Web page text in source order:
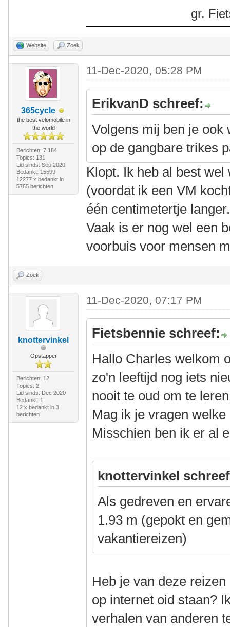
gr.
Website Zoek
365cycle
the best velomobile in
the world
Berichten: 7.184
Topics: 131
Lid sinds: Sep 2020
Bedankt: 15599
12277 x bedankt in
5765 berichten
11-Dec-2020, 05:28 PM
ErikvanD schreef:
Volgens mij ben je ook
op de gangbare trikes
Klopt. Ik heb al best
(voordat ik een VM
één centimetertje langer.
Vaak is er nog wel een
voorbuis voor mensen
Zoek
knottervinkel
Opstapper
Berichten: 12
Topics: 2
Lid sinds: Dec 2020
Bedankt: 1
12 x bedankt in 3
berichten
11-Dec-2020, 07:17 PM
Fietsbennie schreef:
Hallo Charles welkom
zo'n leeftijd nog iets
nooit te oud om te
Mag ik je vragen
Misschien ben ik er al
knottervinkel
Als gedreven en
1.93 m (gepokt en
vakantiereizen)
Heb je van deze
op internet oid staan?
verhalen van anderen